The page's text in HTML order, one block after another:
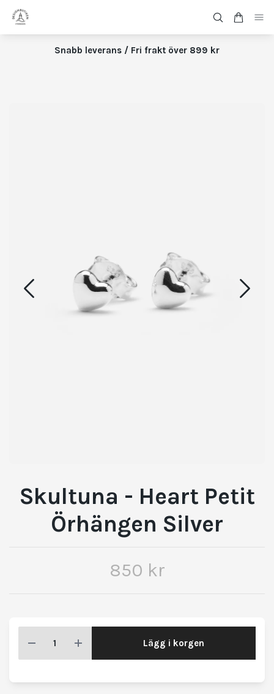
Snabb leverans / Fri frakt över 899 kr
Skultuna - Heart Petit
Örhängen Silver
850 kr
Lägg i korgen